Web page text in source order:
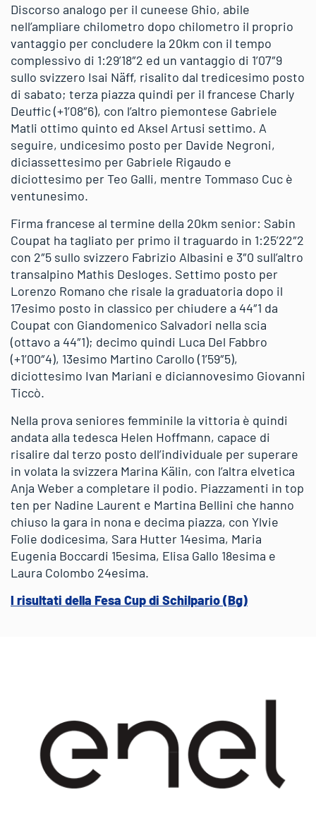
Discorso analogo per il cuneese Ghio, abile
nell’ampliare chilometro dopo chilometro il proprio
vantaggio per concludere la 20km con il tempo
complessivo di 1:29’18″2 ed un vantaggio di 1’07″9
sullo svizzero Isai Näff, risalito dal tredicesimo posto
di sabato; terza piazza quindi per il francese Charly
Deuffic (+1’08″6), con l’altro piemontese Gabriele
Matli ottimo quinto ed Aksel Artusi settimo. A
seguire, undicesimo posto per Davide Negroni,
diciassettesimo per Gabriele Rigaudo e
diciottesimo per Teo Galli, mentre Tommaso Cuc è
ventunesimo.
Firma francese al termine della 20km senior: Sabin
Coupat ha tagliato per primo il traguardo in 1:25’22″2
con 2″5 sullo svizzero Fabrizio Albasini e 3″0 sull’altro
transalpino Mathis Desloges. Settimo posto per
Lorenzo Romano che risale la graduatoria dopo il
17esimo posto in classico per chiudere a 44″1 da
Coupat con Giandomenico Salvadori nella scia
(ottavo a 44″1); decimo quindi Luca Del Fabbro
(+1’00″4), 13esimo Martino Carollo (1’59″5),
diciottesimo Ivan Mariani e diciannovesimo Giovanni
Ticcò.
Nella prova seniores femminile la vittoria è quindi
andata alla tedesca Helen Hoffmann, capace di
risalire dal terzo posto dell’individuale per superare
in volata la svizzera Marina Kälin, con l’altra elvetica
Anja Weber a completare il podio. Piazzamenti in top
ten per Nadine Laurent e Martina Bellini che hanno
chiuso la gara in nona e decima piazza, con Ylvie
Folie dodicesima, Sara Hutter 14esima, Maria
Eugenia Boccardi 15esima, Elisa Gallo 18esima e
Laura Colombo 24esima.
I risultati della Fesa Cup di Schilpario (Bg)